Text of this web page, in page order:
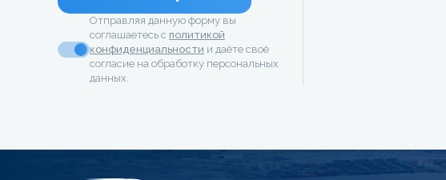
Отправляя данную форму вы
соглашаетесь с политикой
конфиденциальности и даёте своё
согласие на обработку персональных
данных.